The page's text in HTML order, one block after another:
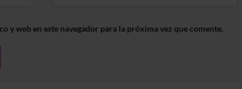
y web en este navegador para la próxima vez que comente.